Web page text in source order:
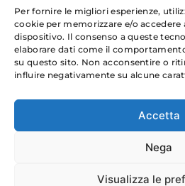
Per fornire le migliori esperienze,
cookie per memorizzare e/o
dispositivo. Il consenso a queste
elaborare dati come il
su questo sito. Non acconsentire o
influire negativamente su alcune
Accetta
Nega
Visualizza le
Moto
Blogzee - Blog